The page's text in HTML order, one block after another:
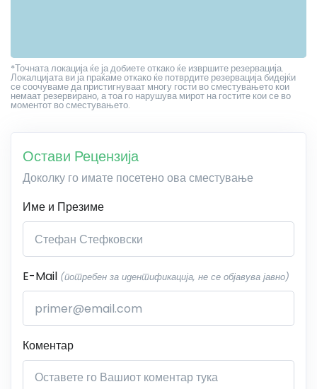
*Точната локација ќе ја добиете откако ќе извршите резервација.
Локалцијата ви ја праќаме откако ќе потврдите резервација бидејќи
се соочуваме да пристигнуваат многу гости во сместувањето кои
немаат резервирано, а тоа го нарушува мирот на гостите кои се во
моментот во сместувањето.
Остави Рецензија
Доколку го имате посетено ова сместување
Име и Презиме
E-Mail (потребен за идентификација, не се објавува јавно)
Коментар